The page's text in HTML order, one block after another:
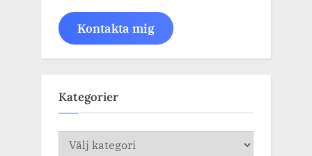
Kontakta mig
Kategorier
Kategorier